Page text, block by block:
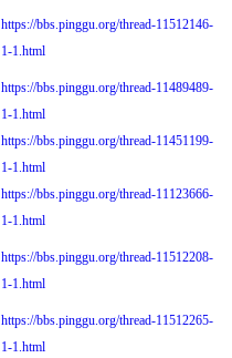
https://bbs.pinggu.org/thread-11512146-
1-1.html
https://bbs.pinggu.org/thread-11489489-
1-1.html
https://bbs.pinggu.org/thread-11451199-
1-1.html
https://bbs.pinggu.org/thread-11123666-
1-1.html
https://bbs.pinggu.org/thread-11512208-
1-1.html
https://bbs.pinggu.org/thread-11512265-
1-1.html